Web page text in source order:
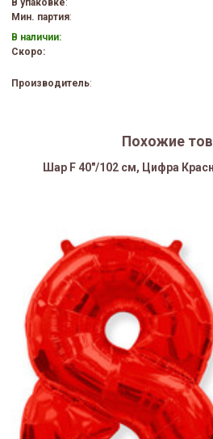
В упаковке:
Мин. партия:
В наличии:
Скоро:
Производитель:
Похожие
Шар F 40"/102 см, Цифра